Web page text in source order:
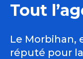
Tout
Le Morbihan,
réputé pour